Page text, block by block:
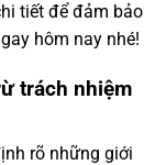
tiết để đảm bảo
hôm nay nhé!
trách nhiệm
rõ những giới